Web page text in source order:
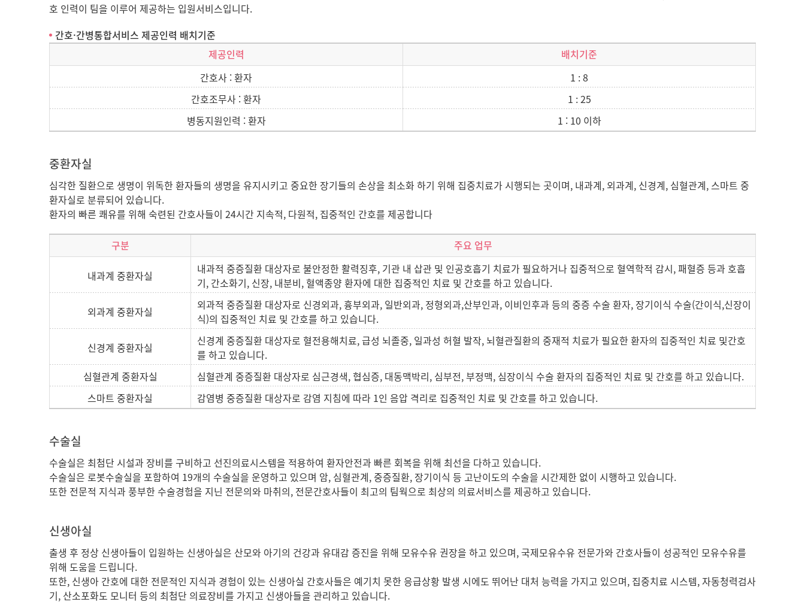
호 인력이 팀을 이루어 제공하는 입원서비스입니다.
간호·간병통합서비스 제공인력 배치기준
제공인력
배치기준
간호사 : 환자 1 : 8
간호조무사 : 환자 1 : 25
병동지원인력 : 환자 1 : 10 이하
중환자실
심각한 질환으로 생명이 위독한 환자들의 생명을 유지시키고 중요한 장기들의 손상을 최소화 하기 위해 집중치료가 시행되는 곳이며, 내과계, 외과계, 신경계, 심혈관계, 스마트 중
환자실로 분류되어 있습니다.
환자의 빠른 쾌유를 위해 숙련된 간호사들이 24시간 지속적, 다원적, 집중적인 간호를 제공합니다
구분 주요 업무
내과계 중환자실
내과적 중증질환 대상자로 불안정한 활력징후, 기관 내 삽관 및 인공호흡기 치료가 필요하거나 집중적으로 혈역학적 감시, 패혈증 등과 호흡
기, 간소화기, 신장, 내분비, 혈액종양 환자에 대한 집중적인 치료 및 간호를 하고 있습니다.
외과계 중환자실
외과적 중증질환 대상자로 신경외과, 흉부외과, 일반외과, 정형외과,산부인과, 이비인후과 등의 중증 수술 환자, 장기이식 수술(간이식,신장이
식)의 집중적인 치료 및 간호를 하고 있습니다.
신경계 중환자실
신경계 중증질환 대상자로 혈전용해치료, 급성 뇌졸중, 일과성 허혈 발작, 뇌혈관질환의 중재적 치료가 필요한 환자의 집중적인 치료 및간호
를 하고 있습니다.
심혈관계 중환자실 심혈관계 중증질환 대상자로 심근경색, 협심증, 대동맥박리, 심부전, 부정맥, 심장이식 수술 환자의 집중적인 치료 및 간호를 하고 있습니다.
스마트 중환자실 감염병 중증질환 대상자로 감염 지침에 따라 1인 음압 격리로 집중적인 치료 및 간호를 하고 있습니다.
수술실
수술실은 최첨단 시설과 장비를 구비하고 선진의료시스템을 적용하여 환자안전과 빠른 회복을 위해 최선을 다하고 있습니다.
수술실은 로봇수술실을 포함하여 19개의 수술실을 운영하고 있으며 암, 심혈관계, 중증질환, 장기이식 등 고난이도의 수술을 시간제한 없이 시행하고 있습니다.
또한 전문적 지식과 풍부한 수술경험을 지닌 전문의와 마취의, 전문간호사들이 최고의 팀웍으로 최상의 의료서비스를 제공하고 있습니다.
신생아실
출생 후 정상 신생아들이 입원하는 신생아실은 산모와 아기의 건강과 유대감 증진을 위해 모유수유 권장을 하고 있으며, 국제모유수유 전문가와 간호사들이 성공적인 모유수유를
위해 도움을 드립니다.
또한, 신생아 간호에 대한 전문적인 지식과 경험이 있는 신생아실 간호사들은 예기치 못한 응급상황 발생 시에도 뛰어난 대처 능력을 가지고 있으며, 집중치료 시스템, 자동청력검사
기, 산소포화도 모니터 등의 최첨단 의료장비를 가지고 신생아들을 관리하고 있습니다.